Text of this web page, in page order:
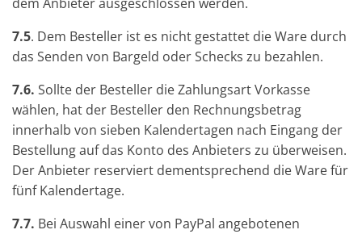
7.5. Dem Besteller ist es nicht gestattet die Ware durch
das Senden von Bargeld oder Schecks zu bezahlen.
7.6. Sollte der Besteller die Zahlungsart Vorkasse
wählen, hat der Besteller den Rechnungsbetrag
innerhalb von sieben Kalendertagen nach Eingang der
Bestellung auf das Konto des Anbieters zu überweisen.
Der Anbieter reserviert dementsprechend die Ware für
fünf Kalendertage.
7.7. Bei Auswahl einer von PayPal angebotenen